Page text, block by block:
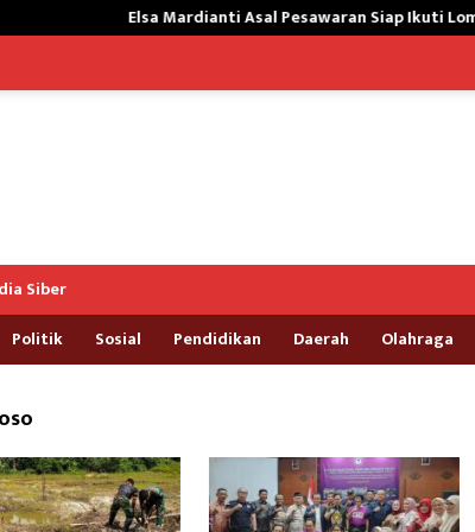
Elsa Mardianti Asal Pesawaran Siap Ikuti Lomba
Siber
Politik Sosial Pendidikan Daerah Olahraga